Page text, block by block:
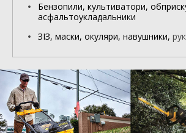
Бензопили, культиватори,
асфальтоукладальники
ЗІЗ, маски, окуляри, навушники,